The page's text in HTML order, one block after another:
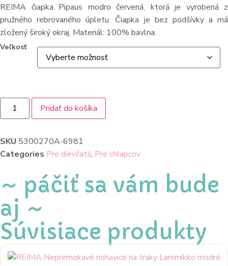
REIMA čiapka Pipaus modro červená, ktorá je vyrobená z
pružného rebrovaného úpletu. Čiapka je bez podšívky a má
zložený široký okraj. Materiál: 100% bavlna.
Veľkosť
Pridať do košíka
SKU 5300270A-6981
Categories Pre dievčatá, Pre chlapcov
~ páčiť sa vám bude
aj ~
Súvisiace produkty